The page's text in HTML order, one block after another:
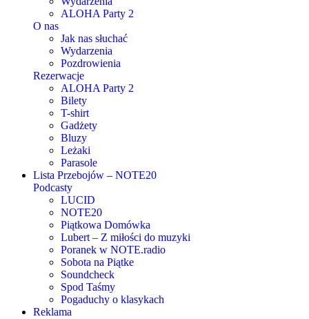
ALOHA Party 2
O nas
Jak nas słuchać
Wydarzenia
Pozdrowienia
Rezerwacje
ALOHA Party 2
Bilety
T-shirt
Gadżety
Bluzy
Leżaki
Parasole
Lista Przebojów – NOTE20
Podcasty
LUCID
NOTE20
Piątkowa Domówka
Lubert – Z miłości do muzyki
Poranek w NOTE.radio
Sobota na Piątke
Soundcheck
Spod Taśmy
Pogaduchy o klasykach
Reklama